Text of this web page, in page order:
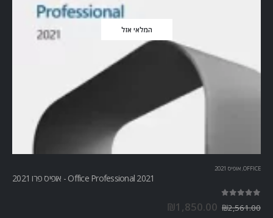
המלאי אזל
OFFICE
, אופיס 2021
Office Professional 2021 - אופיס פרו 2021
₪2,561.00
₪1,850.00